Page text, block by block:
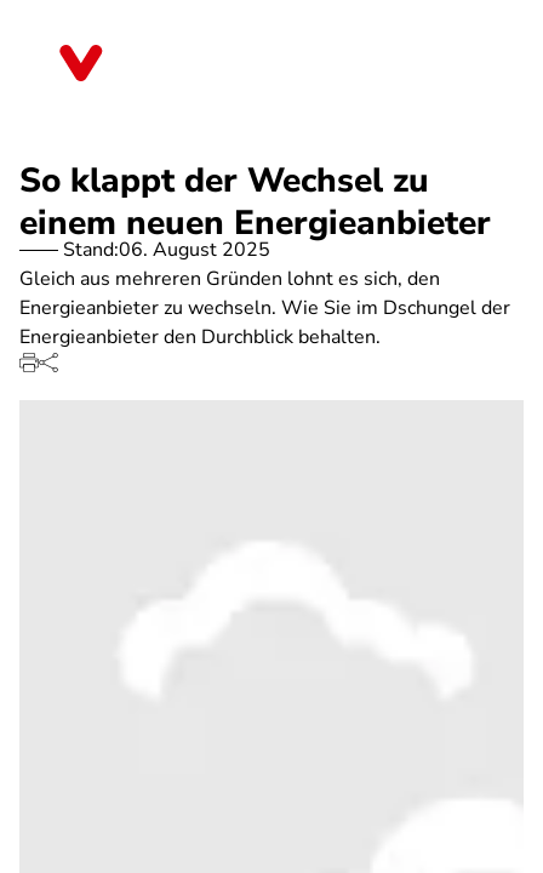
So klappt der Wechsel zu
einem neuen Energieanbieter
Stand:06. August 2025
Gleich aus mehreren Gründen lohnt es sich, den
Energieanbieter zu wechseln. Wie Sie im Dschungel der
Energieanbieter den Durchblick behalten.